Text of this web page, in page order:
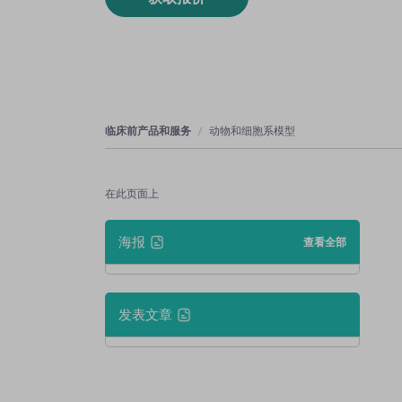
临床前产品和服务 动物和细胞系模型
在此页面上
海报 查看全部
发表文章